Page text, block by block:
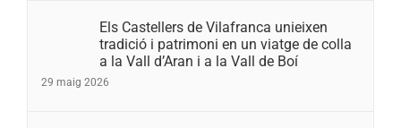
Els Castellers de Vilafranca unieixen
tradició i patrimoni en un viatge de colla
a la Vall d’Aran i a la Vall de Boí
29 maig 2026